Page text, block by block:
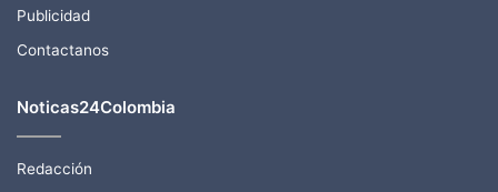
Publicidad
Contactanos
Noticas24Colombia
Redacción